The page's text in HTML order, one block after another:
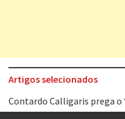
Artigos selecionados
Contardo Calligaris prega